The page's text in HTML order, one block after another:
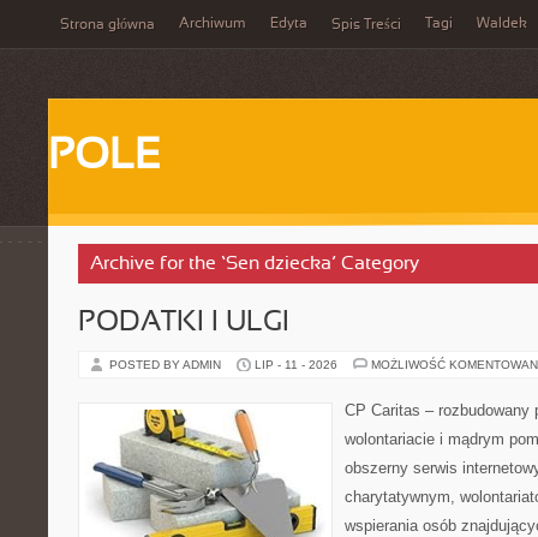
Strona główna Archiwum Edyta Spis Treści Tagi Waldek
POLE
Archive for the ‘Sen dziecka’ Category
PODATKI I ULGI
POSTED BY ADMIN LIP - 11 - 2026 MOŻLIWOŚĆ
CP Caritas – rozbudowany
wolontariacie i mądrym
obszerny serwis
charytatywnym,
wspierania osób